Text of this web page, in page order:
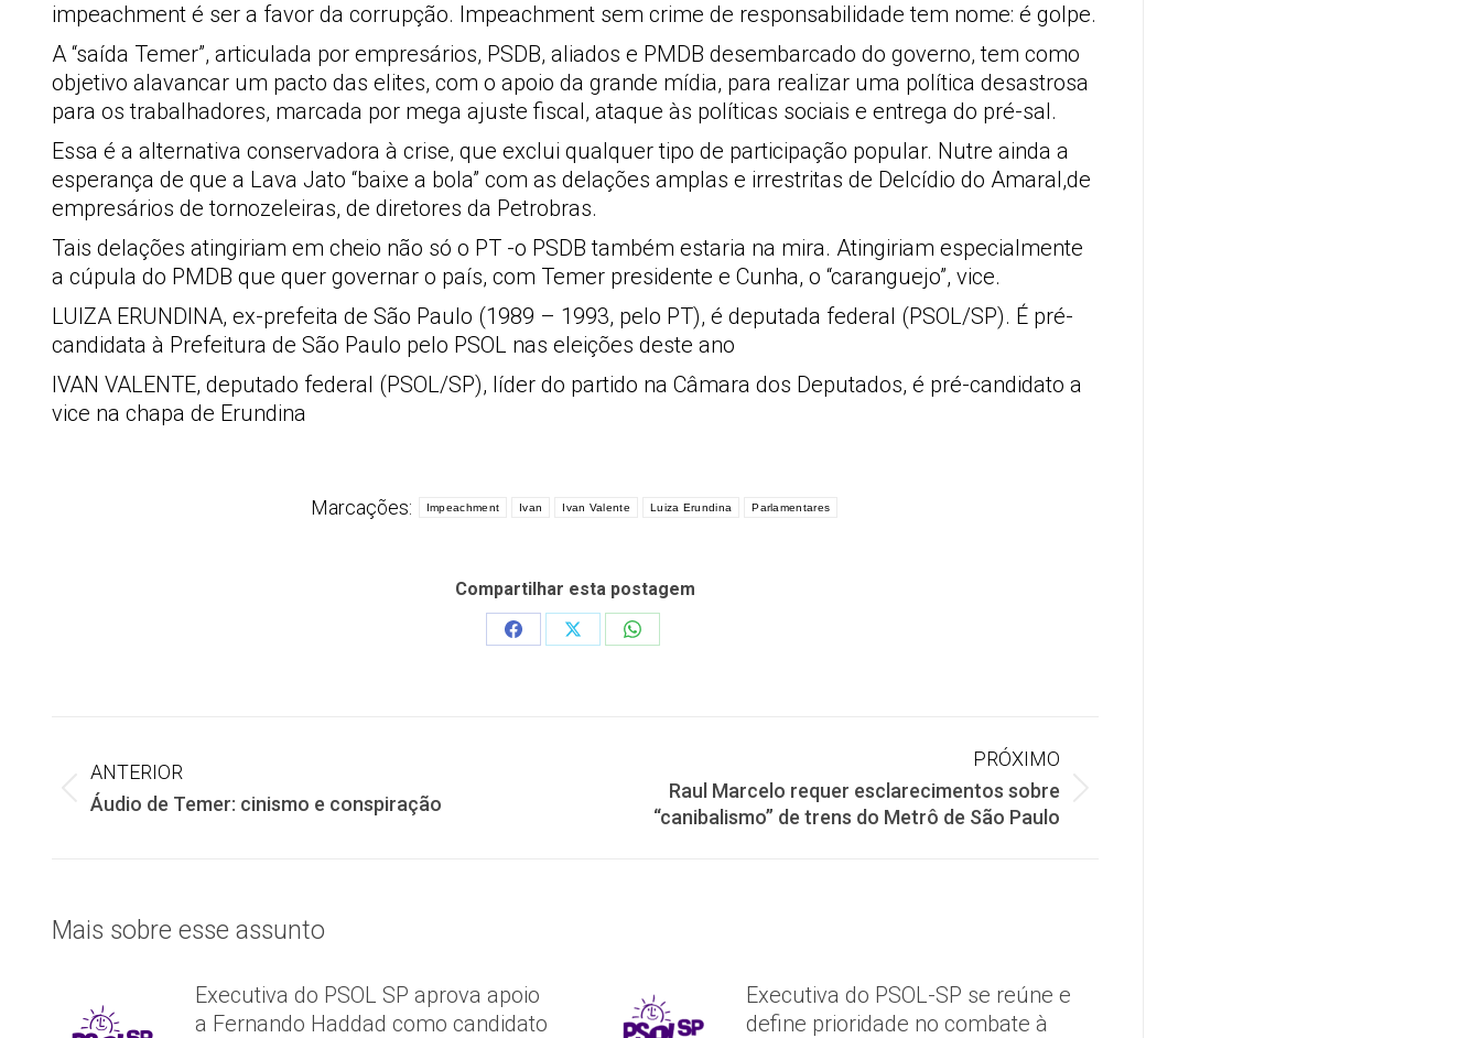
impeachment é ser a favor da corrupção. Impeachment sem crime de responsabilidade tem nome: é golpe.
A “saída Temer”, articulada por empresários, PSDB, aliados e PMDB desembarcado do governo, tem como
objetivo alavancar um pacto das elites, com o apoio da grande mídia, para realizar uma política desastrosa
para os trabalhadores, marcada por mega ajuste fiscal, ataque às políticas sociais e entrega do pré-sal.
Essa é a alternativa conservadora à crise, que exclui qualquer tipo de participação popular. Nutre ainda a
esperança de que a Lava Jato “baixe a bola” com as delações amplas e irrestritas de Delcídio do Amaral,de
empresários de tornozeleiras, de diretores da Petrobras.
Tais delações atingiriam em cheio não só o PT -o PSDB também estaria na mira. Atingiriam especialmente
a cúpula do PMDB que quer governar o país, com Temer presidente e Cunha, o “caranguejo”, vice.
LUIZA ERUNDINA, ex-prefeita de São Paulo (1989 – 1993, pelo PT), é deputada federal (PSOL/SP). É pré-
candidata à Prefeitura de São Paulo pelo PSOL nas eleições deste ano
IVAN VALENTE, deputado federal (PSOL/SP), líder do partido na Câmara dos Deputados, é pré-candidato a
vice na chapa de Erundina
Marcações: Impeachment Ivan Ivan Valente Luiza Erundina Parlamentares
Compartilhar esta postagem
Share
Share
Share
de
ANTERIOR
Post
Áudio de Temer: cinismo e conspiração
PRÓXIMO
PróximoRaul Marcelo requer esclarecimentos sobre
“canibalismo” de trens do Metrô de São Paulo
Mais sobre esse assunto
Executiva do PSOL SP aprova apoio
a Fernando Haddad como candidato
Executiva do PSOL-SP se reúne e
define prioridade no combate à